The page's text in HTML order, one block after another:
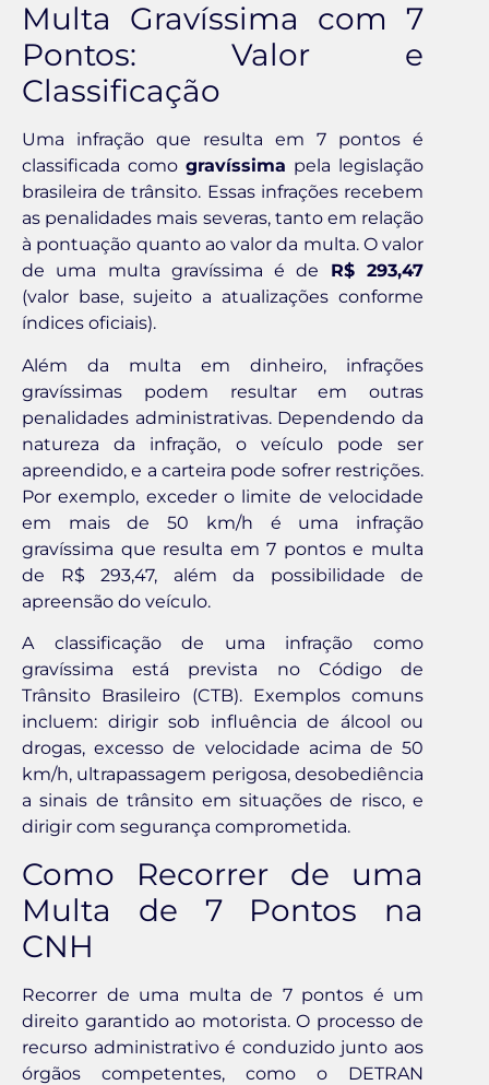
Multa Gravíssima com 7
Pontos: Valor e
Classificação
Uma infração que resulta em 7 pontos é
classificada como gravíssima pela legislação
brasileira de trânsito. Essas infrações recebem
as penalidades mais severas, tanto em relação
à pontuação quanto ao valor da multa. O valor
de uma multa gravíssima é de R$ 293,47
(valor base, sujeito a atualizações conforme
índices oficiais).
Além da multa em dinheiro, infrações
gravíssimas podem resultar em outras
penalidades administrativas. Dependendo da
natureza da infração, o veículo pode ser
apreendido, e a carteira pode sofrer restrições.
Por exemplo, exceder o limite de velocidade
em mais de 50 km/h é uma infração
gravíssima que resulta em 7 pontos e multa
de R$ 293,47, além da possibilidade de
apreensão do veículo.
A classificação de uma infração como
gravíssima está prevista no Código de
Trânsito Brasileiro (CTB). Exemplos comuns
incluem: dirigir sob influência de álcool ou
drogas, excesso de velocidade acima de 50
km/h, ultrapassagem perigosa, desobediência
a sinais de trânsito em situações de risco, e
dirigir com segurança comprometida.
Como Recorrer de uma
Multa de 7 Pontos na
CNH
Recorrer de uma multa de 7 pontos é um
direito garantido ao motorista. O processo de
recurso administrativo é conduzido junto aos
órgãos competentes, como o DETRAN